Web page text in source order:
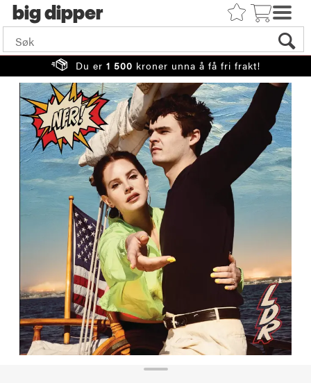
big
Du er 1 500 kroner unna å få fri frakt!